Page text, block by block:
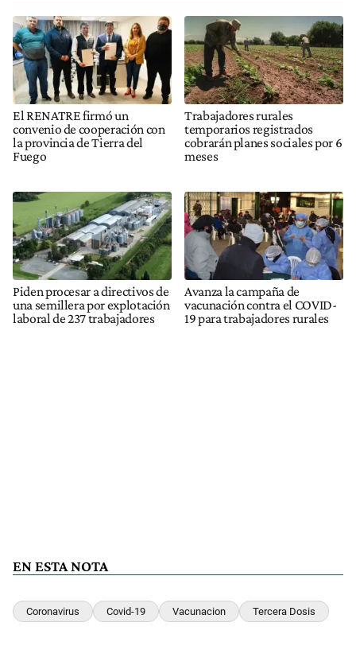
El RENATRE firmó un
convenio de cooperación con
la provincia de Tierra del
Fuego
Trabajadores rurales
temporarios registrados
cobrarán planes sociales por 6
meses
Piden procesar a directivos de
una semillera por explotación
laboral de 237 trabajadores
Avanza la campaña de
vacunación contra el COVID-
19 para trabajadores rurales
EN ESTA NOTA
Coronavirus Covid-19 Vacunacion Tercera Dosis